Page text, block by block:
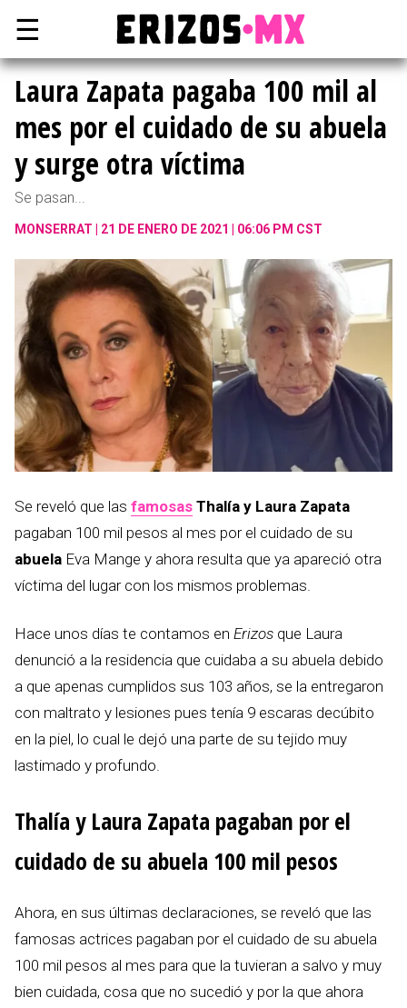
☰
Laura Zapata pagaba 100 mil al
mes por el cuidado de su abuela
y surge otra víctima
Se pasan...
MONSERRAT 21 DE ENERO DE 2021 | 06:06 PM CST
Se reveló que las famosas Thalía y Laura Zapata
pagaban 100 mil pesos al mes por el cuidado de su
abuela Eva Mange y ahora resulta que ya apareció otra
víctima del lugar con los mismos problemas.
Hace unos días te contamos en Erizos que Laura
denunció a la residencia que cuidaba a su abuela debido
a que apenas cumplidos sus 103 años, se la entregaron
con maltrato y lesiones pues tenía 9 escaras decúbito
en la piel, lo cual le dejó una parte de su tejido muy
lastimado y profundo.
Thalía y Laura Zapata pagaban por el
cuidado de su abuela 100 mil pesos
Ahora, en sus últimas declaraciones, se reveló que las
famosas actrices pagaban por el cuidado de su abuela
100 mil pesos al mes para que la tuvieran a salvo y muy
bien cuidada, cosa que no sucedió y por la que ahora